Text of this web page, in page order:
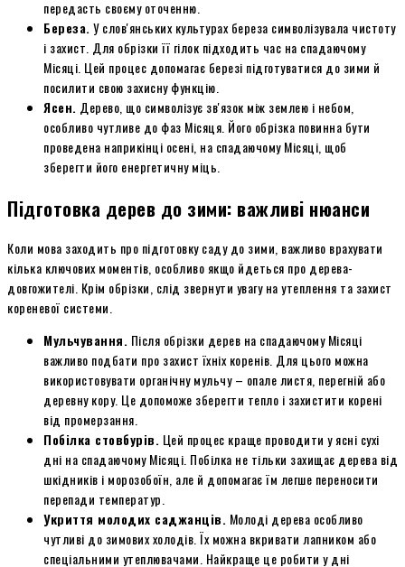
передасть своєму оточенню.
Береза.У слов'янських культурах береза символізувала чистоту
і захист. Для обрізки її гілок підходить час на спадаючому
Місяці. Цей процес допомагає березі підготуватися до зими й
посилити свою захисну функцію.
Ясен. Дерево, що символізує зв'язок між землею і небом,
особливо чутливе до фаз Місяця. Його обрізка повинна бути
проведена наприкінці осені, на спадаючому Місяці, щоб
зберегти його енергетичну міць.
Підготовка дерев до зими: важливі нюанси
Коли мова заходить про підготовку саду до зими, важливо врахувати
кілька ключових моментів, особливо якщо йдеться про дерева-
довгожителі. Крім обрізки, слід звернути увагу на утеплення та захист
кореневої системи.
Мульчування. Після обрізки дерев на спадаючому Місяці
важливо подбати про захист їхніх коренів. Для цього можна
використовувати органічну мульчу – опале листя, перегній або
деревну кору. Це допоможе зберегти тепло і захистити корені
від промерзання.
Побілка стовбурів. Цей процес краще проводити у ясні сухі
дні на спадаючому Місяці. Побілка не тільки захищає дерева від
шкідників і морозобоїн, але й допомагає їм легше переносити
перепади температур.
Укриття молодих саджанців. Молоді дерева особливо
чутливі до зимових холодів. Їх можна вкривати лапником або
спеціальними утеплювачами. Найкраще це робити у дні